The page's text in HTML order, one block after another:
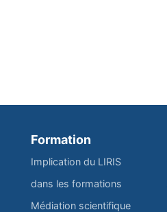
Formation
Implication du LIRIS
dans les formations
Médiation scientifique